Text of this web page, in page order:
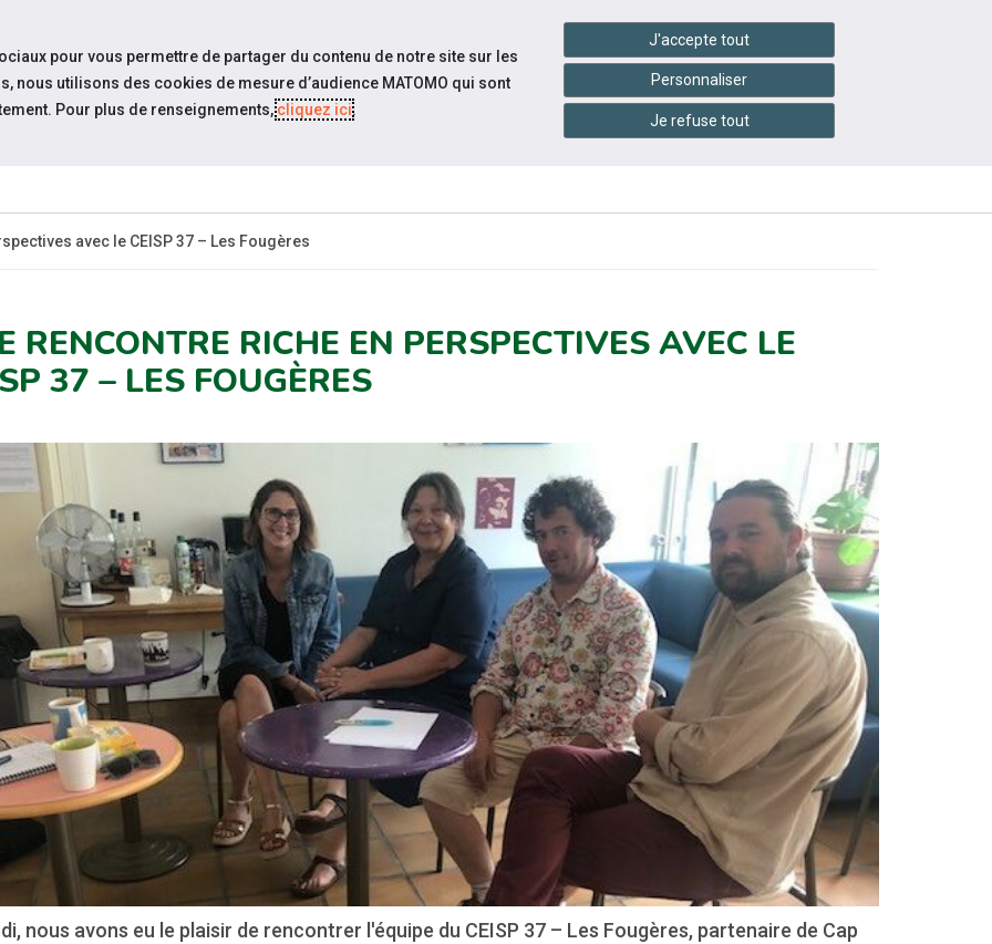
Sites du réseau settings_accessibility Accessibilité
QUI SOMMES-
ÉVÉNEMENTS
NOUS
avec le CEISP 37 – Les Fougères
RENCONTRE RICHE EN PERSPECTIVES AVEC LE
37 – LES FOUGÈRES
nous avons eu le plaisir de rencontrer l'équipe du CEISP 37 – Les Fougères, partenaire de Cap
pour vous permettre de partager du contenu de notre site sur les
nous utilisons des cookies de mesure d’audience MATOMO qui sont
Pour plus de renseignements,cliquez ici.
J'accepte tout
Personnaliser
Je refuse tout